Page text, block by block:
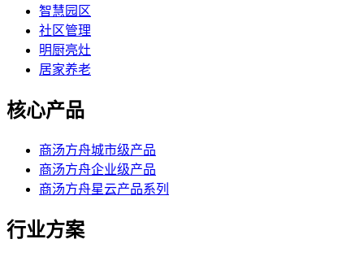
智慧园区
社区管理
明厨亮灶
居家养老
核心产品
商汤方舟城市级产品
商汤方舟企业级产品
商汤方舟星云产品系列
行业方案